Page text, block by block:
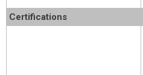
Certifications